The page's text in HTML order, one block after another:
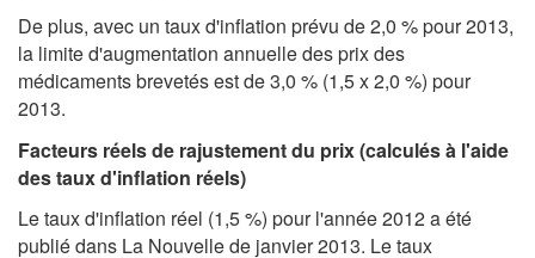
De plus, avec un taux d'inflation prévu de 2,0 % pour 2013,
la limite d'augmentation annuelle des prix des
médicaments brevetés est de 3,0 % (1,5 x 2,0 %) pour
2013.
Facteurs réels de rajustement du prix (calculés à l'aide
des taux d'inflation réels)
Le taux d'inflation réel (1,5 %) pour l'année 2012 a été
publié dans La Nouvelle de janvier 2013. Le taux